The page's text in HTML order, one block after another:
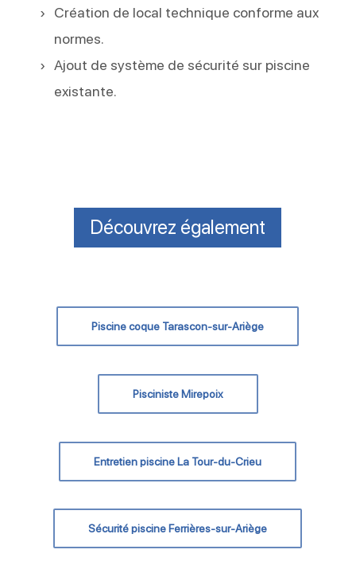
Création de local technique conforme aux
normes.
Ajout de système de sécurité sur piscine
existante.
Découvrez également
Piscine coque Tarascon-sur-Ariège
Pisciniste Mirepoix
Entretien piscine La Tour-du-Crieu
Sécurité piscine Ferrières-sur-Ariège